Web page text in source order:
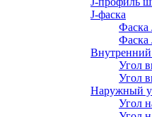
J-фаска
Фаска
Фаска
Внутренний
Угол
Угол
Наружный
Угол